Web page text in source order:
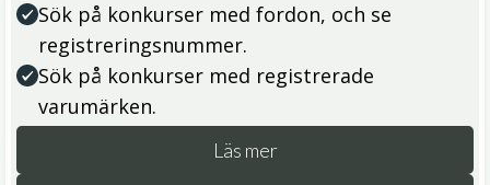
Sök på konkurser med fordon, och se
registreringsnummer.
Sök på konkurser med registrerade
varumärken.
Läs mer